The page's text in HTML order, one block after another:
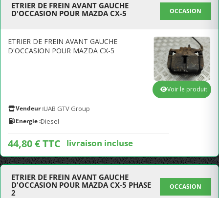
ETRIER DE FREIN AVANT GAUCHE
D'OCCASION POUR MAZDA CX-5
OCCASION
ETRIER DE FREIN AVANT GAUCHE
D'OCCASION POUR MAZDA CX-5
Vendeur :UAB GTV Group
Energie :Diesel
44,80 € TTC livraison incluse
Voir le produit
ETRIER DE FREIN AVANT GAUCHE
D'OCCASION POUR MAZDA CX-5 PHASE
2
OCCASION